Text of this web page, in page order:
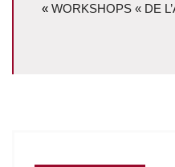
« WORKSHOPS « DE